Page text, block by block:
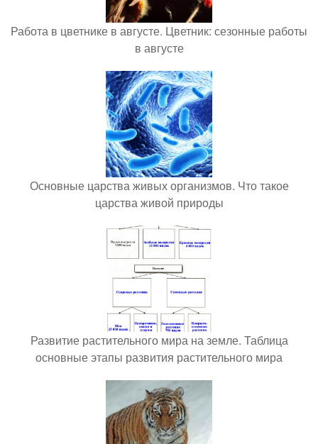
Работа в цветнике в августе. Цветник: сезонные работы
в августе
Основные царства живых организмов. Что такое
царства живой природы
Развитие растительного мира на земле. Таблица
основные этапы развития растительного мира